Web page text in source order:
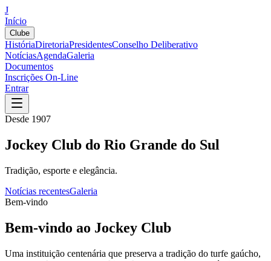
J
Início
Clube
HistóriaDiretoriaPresidentesConselho Deliberativo
NotíciasAgendaGaleria
Documentos
Inscrições On-Line
Entrar
Desde 1907
Jockey Club do Rio Grande do Sul
Tradição, esporte e elegância.
Notícias recentesGaleria
Bem-vindo
Bem-vindo ao Jockey Club
Uma instituição centenária que preserva a tradição do turfe gaúcho,